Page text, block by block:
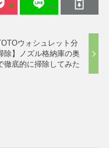
ウォシュレット分
除】ノズル格納庫の奥
徹底的に掃除してみた